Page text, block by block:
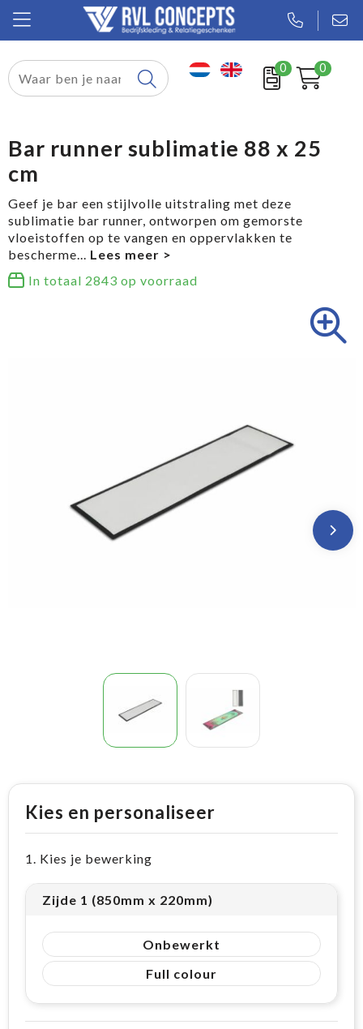
0 0
Relatiegeschenken
Tassen
Sport
Werkkleding
Bar runner sublimatie 88 x 25
cm
Geef je bar een stijlvolle uitstraling met deze
sublimatie bar runner, ontworpen om gemorste
vloeistoffen op te vangen en oppervlakken te
bescherme...
In totaal 2843 op voorraad
Kies en personaliseer
1. Kies je bewerking
Zijde 1 (850mm x 220mm)
Onbewerkt
Full colour